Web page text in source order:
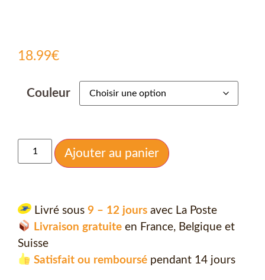
18.99€
Couleur
Ajouter au panier
Livré sous 9 – 12 jours avec La Poste
Livraison gratuiteen France, Belgique et
Suisse
Satisfait ou remboursépendant 14 jours